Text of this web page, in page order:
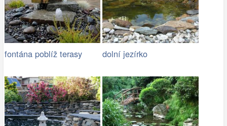
fontána poblíž terasy dolní jezírko